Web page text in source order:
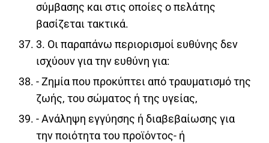
σύμβασης και στις οποίες ο πελάτης
βασίζεται τακτικά.
3. Οι παραπάνω περιορισμοί ευθύνης δεν
ισχύουν για την ευθύνη για:
- Ζημία που προκύπτει από τραυματισμό της
ζωής, του σώματος ή της υγείας,
- Ανάληψη εγγύησης ή διαβεβαίωσης για
την ποιότητα του προϊόντος- ή